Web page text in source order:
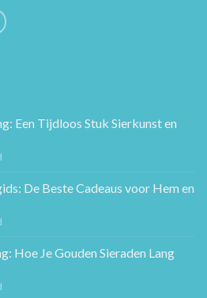
Een Tijdloos Stuk Sierkunst en
Gouden
Ketting:
Sierkunst
en
De Beste Cadeaus voor Hem en
Cadeaugids:
De
Hoe Je Gouden Sieraden Lang